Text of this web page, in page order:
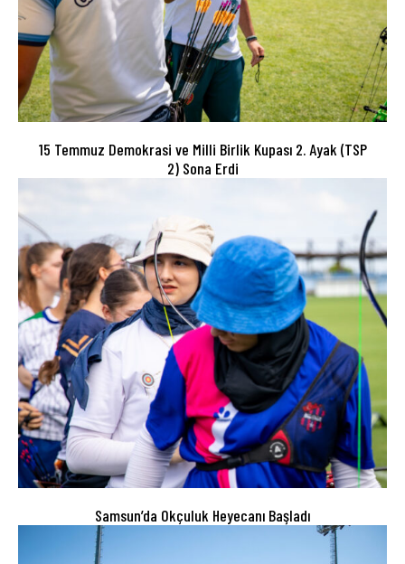
15 Temmuz Demokrasi ve Milli Birlik Kupası 2. Ayak (TSP
2) Sona Erdi
Samsun’da Okçuluk Heyecanı Başladı